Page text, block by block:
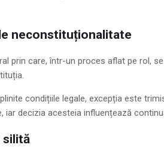
neconstituționalitate
prin care, într-un proces aflat pe rol,
condițiile legale, excepția este
iar decizia acesteia influențează
silită